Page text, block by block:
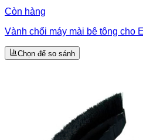
Còn hàng
Vành chổi máy mài bê tông cho
Chọn để so sánh